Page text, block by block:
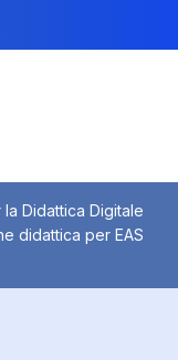
Didattica Digitale
didattica per EAS